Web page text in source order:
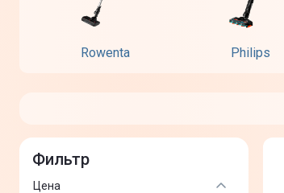
Rowenta Philips
Фильтр
Цена